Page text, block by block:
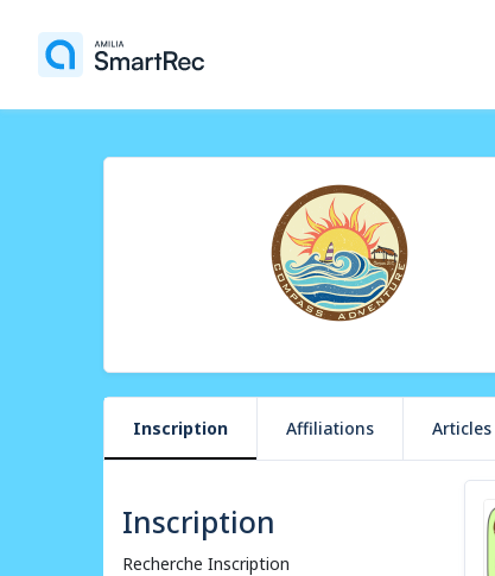
Inscription Affiliations Articles
Inscription
Recherche Inscription